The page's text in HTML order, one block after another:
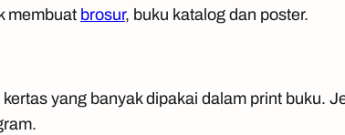
membuat brosur, buku katalog dan poster.
yang banyak dipakai dalam print buku.